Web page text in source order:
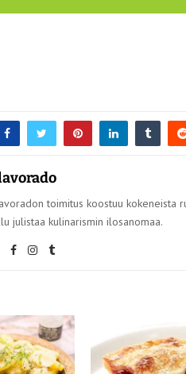
toimitus koostuu kokeneista
julistaa kulinarismin ilosanomaa.